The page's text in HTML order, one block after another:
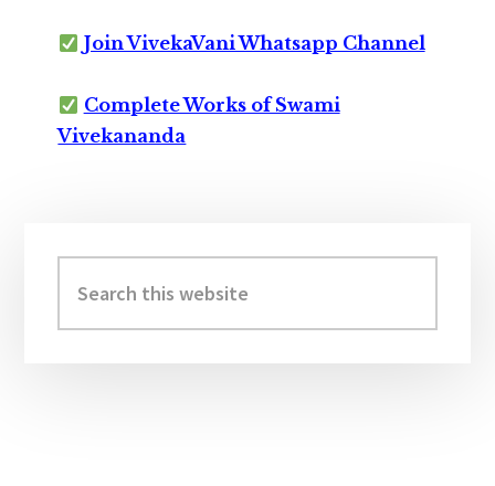
Join VivekaVani Whatsapp Channel
Complete Works of Swami
Vivekananda
Sidebar
this
website